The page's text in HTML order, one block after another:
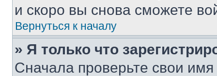
и скоро вы снова сможете
Вернуться к началу
» Я только что
Сначала проверьте свои